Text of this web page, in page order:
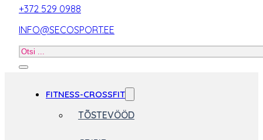
+372 529 0988
INFO@SECOSPORT.EE
Otsi
FITNESS-CROSSFIT
TÕSTEVÖÖD